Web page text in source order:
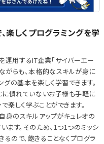
楽しくプログラミングを学
運用するIT企業「サイバーエー
がらも、本格的なスキルが身に
の基本を楽しく学習できます。
に慣れていないお子様も手軽に
楽しく学ぶことができます。
身のスキルアップがキュレオの
ます。そのため、1つ1つのミッシ
ので、飽きることなくプログラ